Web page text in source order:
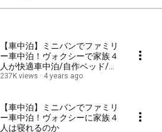
【車中泊】ミニバンでファミリ
ー車中泊！ヴォクシーで家族４
人が快適車中泊/自作ベッド/海
ほたる
237K views 4 years ago
【車中泊】ミニバンでファミリ
ー車中泊！ヴォクシーに家族４
人は寝れるのか